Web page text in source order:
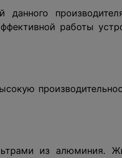
работы
из алюминия.